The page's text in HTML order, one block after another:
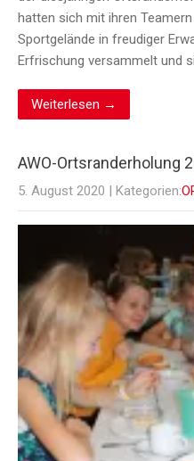
hatten sich mit ihren
Sportgelände in freudiger
Erfrischung versammelt und
Weiterlesen →
AWO-Ortsranderholung
5. August 2020 | Kategorien: